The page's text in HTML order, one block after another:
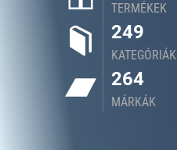
TERMÉKEK
249
KATEGÓRIÁK
264
MÁRKÁK